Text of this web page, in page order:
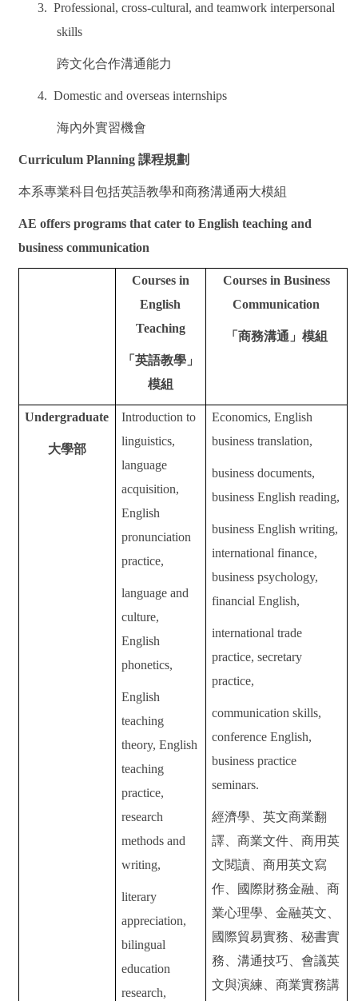
3. Professional, cross-cultural, and teamwork interpersonal
skills
跨文化合作溝通能力
4. Domestic and overseas internships
海內外實習機會
Curriculum Planning 課程規劃
本系專業科目包括英語教學和商務溝通兩大模組
AE offers programs that cater to English teaching and
business communication
Courses in
English
Teaching
「英語教學」
模組
Courses in Business
Communication
「商務溝通」模組
Undergraduate
大學部
Introduction to
linguistics,
language
acquisition,
English
pronunciation
practice,
language and
culture,
English
phonetics,
English
teaching
theory, English
teaching
practice,
research
methods and
writing,
literary
appreciation,
bilingual
education
research,
Economics, English
business translation,
business documents,
business English reading,
business English writing,
international finance,
business psychology,
financial English,
international trade
practice, secretary
practice,
communication skills,
conference English,
business practice
seminars.
經濟學、英文商業翻
譯、商業文件、商用英
文閱讀、商用英文寫
作、國際財務金融、商
業心理學、金融英文、
國際貿易實務、秘書實
務、溝通技巧、會議英
文與演練、商業實務講